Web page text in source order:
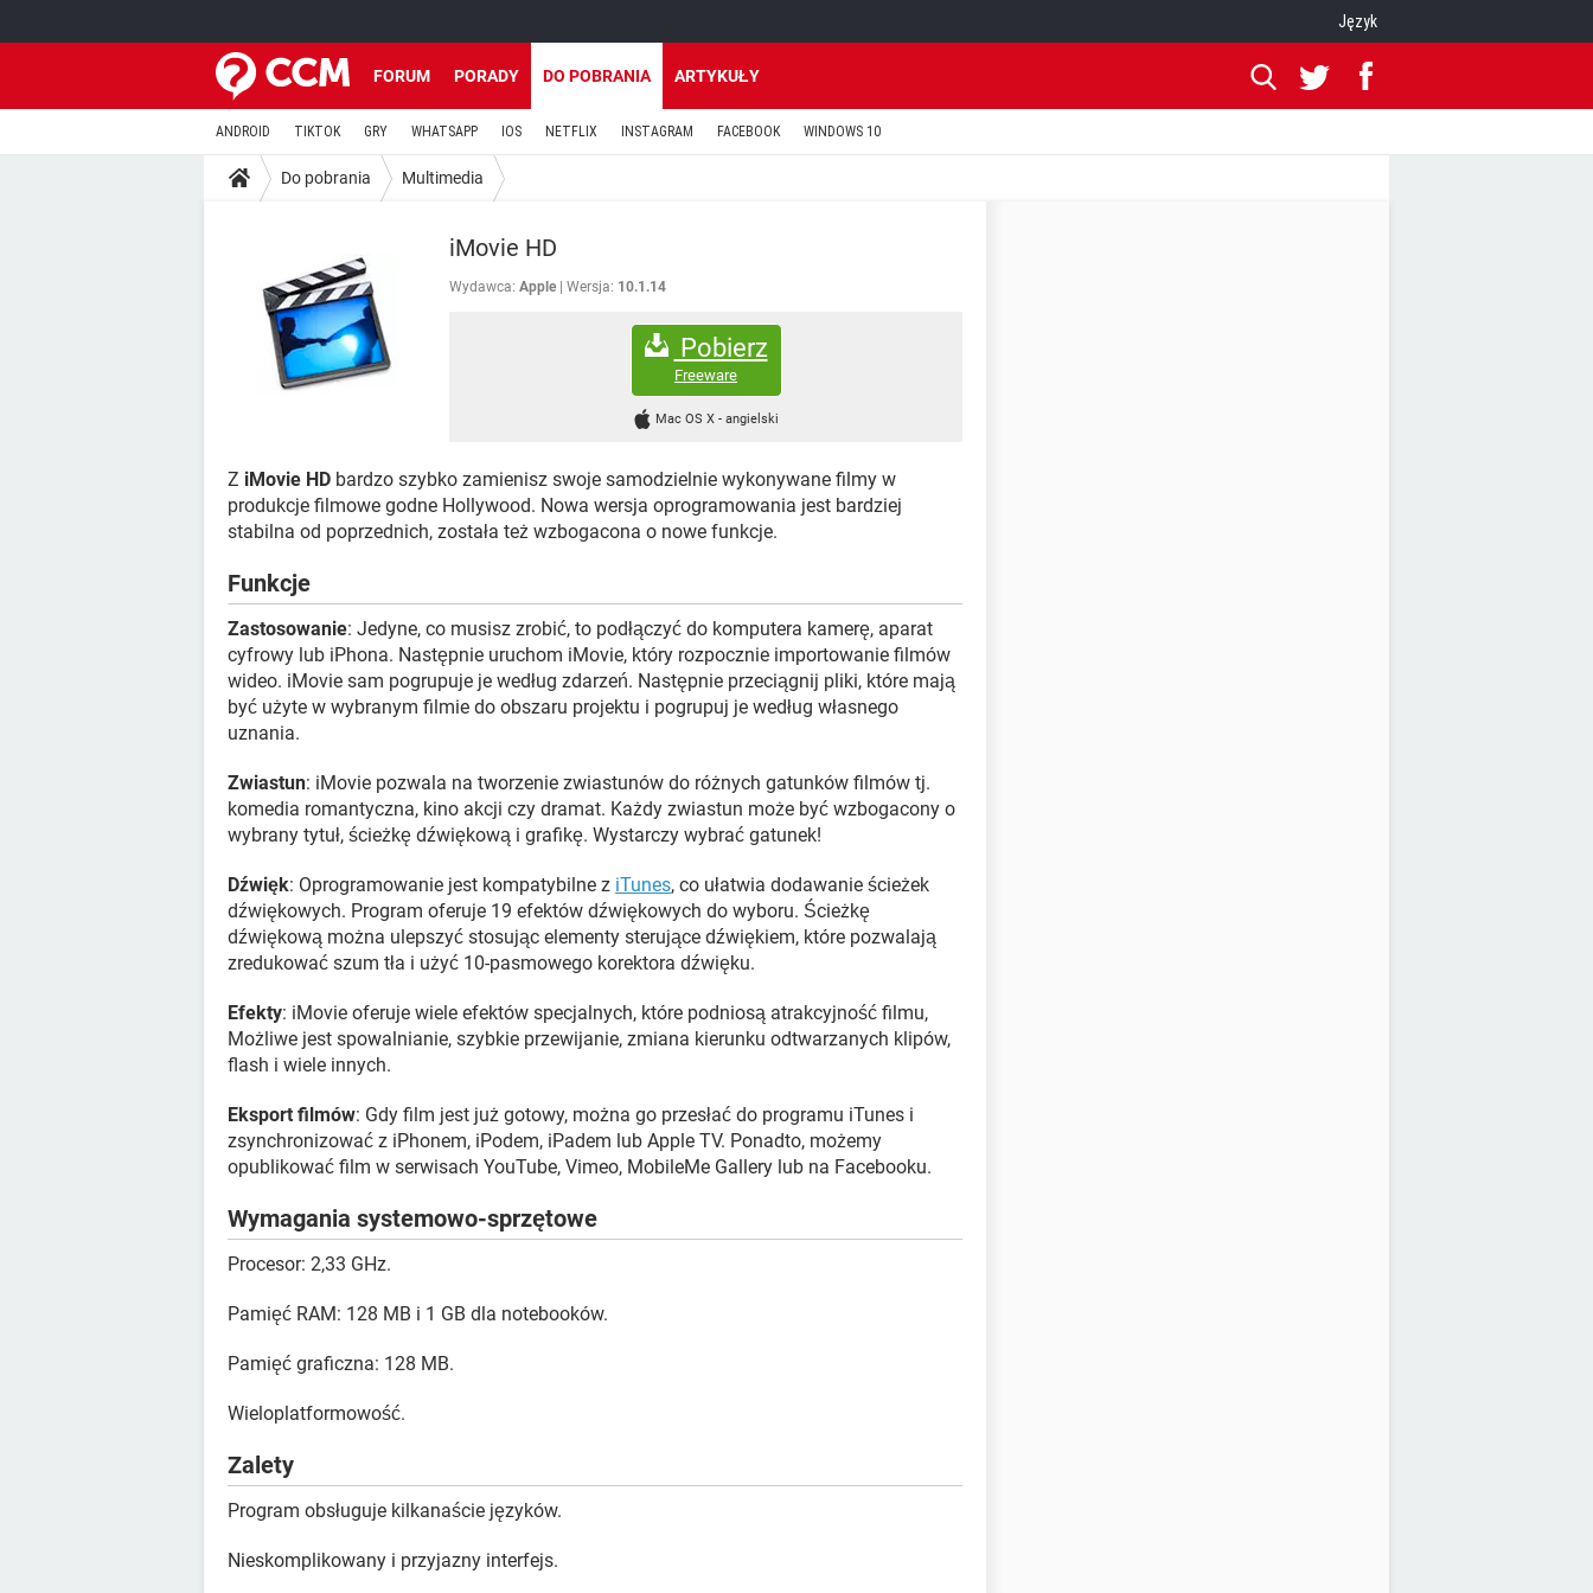
Język
FORUM PORADY DO POBRANIA ARTYKUŁY
ANDROID TIKTOK GRY WHATSAPP IOS NETFLIX INSTAGRAM FACEBOOK WINDOWS 10
Do pobrania Multimedia
iMovie HD
Wydawca: Apple Wersja: 10.1.14
Pobierz
Freeware
Mac OS X-angielski
Z iMovie HD bardzo szybko zamienisz swoje samodzielnie wykonywane filmy w
produkcje filmowe godne Hollywood. Nowa wersja oprogramowania jest bardziej
stabilna od poprzednich, została też wzbogacona o nowe funkcje.
Funkcje
Zastosowanie: Jedyne, co musisz zrobić, to podłączyć do komputera kamerę, aparat
cyfrowy lub iPhona. Następnie uruchom iMovie, który rozpocznie importowanie filmów
wideo. iMovie sam pogrupuje je według zdarzeń. Następnie przeciągnij pliki, które mają
być użyte w wybranym filmie do obszaru projektu i pogrupuj je według własnego
uznania.
Zwiastun: iMovie pozwala na tworzenie zwiastunów do różnych gatunków filmów tj.
komedia romantyczna, kino akcji czy dramat. Każdy zwiastun może być wzbogacony o
wybrany tytuł, ścieżkę dźwiękową i grafikę. Wystarczy wybrać gatunek!
Dźwięk: Oprogramowanie jest kompatybilne z iTunes, co ułatwia dodawanie ścieżek
dźwiękowych. Program oferuje 19 efektów dźwiękowych do wyboru. Ścieżkę
dźwiękową można ulepszyć stosując elementy sterujące dźwiękiem, które pozwalają
zredukować szum tła i użyć 10-pasmowego korektora dźwięku.
Efekty: iMovie oferuje wiele efektów specjalnych, które podniosą atrakcyjność filmu,
Możliwe jest spowalnianie, szybkie przewijanie, zmiana kierunku odtwarzanych klipów,
flash i wiele innych.
Eksport filmów: Gdy film jest już gotowy, można go przesłać do programu iTunes i
zsynchronizować z iPhonem, iPodem, iPadem lub Apple TV. Ponadto, możemy
opublikować film w serwisach YouTube, Vimeo, MobileMe Gallery lub na Facebooku.
Wymagania systemowo-sprzętowe
Procesor: 2,33 GHz.
Pamięć RAM: 128 MB i 1 GB dla notebooków.
Pamięć graficzna: 128 MB.
Wieloplatformowość.
Zalety
Program obsługuje kilkanaście języków.
Nieskomplikowany i przyjazny interfejs.